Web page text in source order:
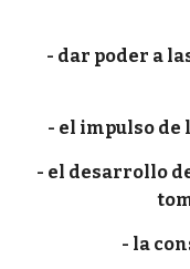
- dar poder a
- el impulso de
- el desarrollo
- la